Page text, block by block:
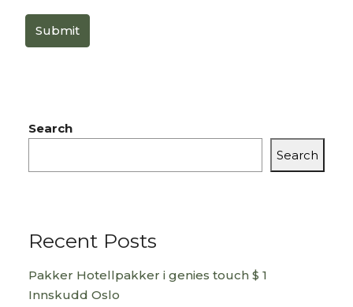
Submit
Search
Search
Recent Posts
Pakker Hotellpakker i genies touch $ 1
Innskudd Oslo